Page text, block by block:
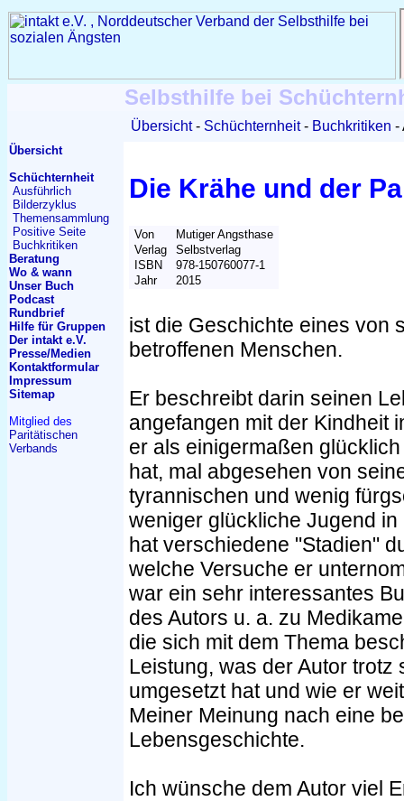
Selbsthilfe bei
Übersicht Schüchternheit Buchkritiken
Übersicht
Schüchternheit
Ausführlich
Bilderzyklus
Themensammlung
Positive Seite
Buchkritiken
Beratung
Wo & wann
Unser Buch
Podcast
Rundbrief
Hilfe für Gruppen
Der intakt e.V.
Presse/Medien
Kontaktformular
Impressum
Sitemap
Mitglied des
Paritätischen
Verbands
Die Krähe und der
Von
Mutiger Angsthase
Verlag
Selbstverlag
ISBN
978-150760077-1
Jahr
2015
ist die Geschichte eines von
betroffenen Menschen.
Er beschreibt darin seinen
angefangen mit der Kindheit
er als einigermaßen
hat, mal abgesehen von
tyrannischen und wenig
weniger glückliche Jugend
hat verschiedene "Stadien"
welche Versuche er
war ein sehr interessantes
des Autors u. a. zu
die sich mit dem Thema
Leistung, was der Autor
umgesetzt hat und wie er
Meiner Meinung nach eine
Lebensgeschichte.
Ich wünsche dem Autor viel